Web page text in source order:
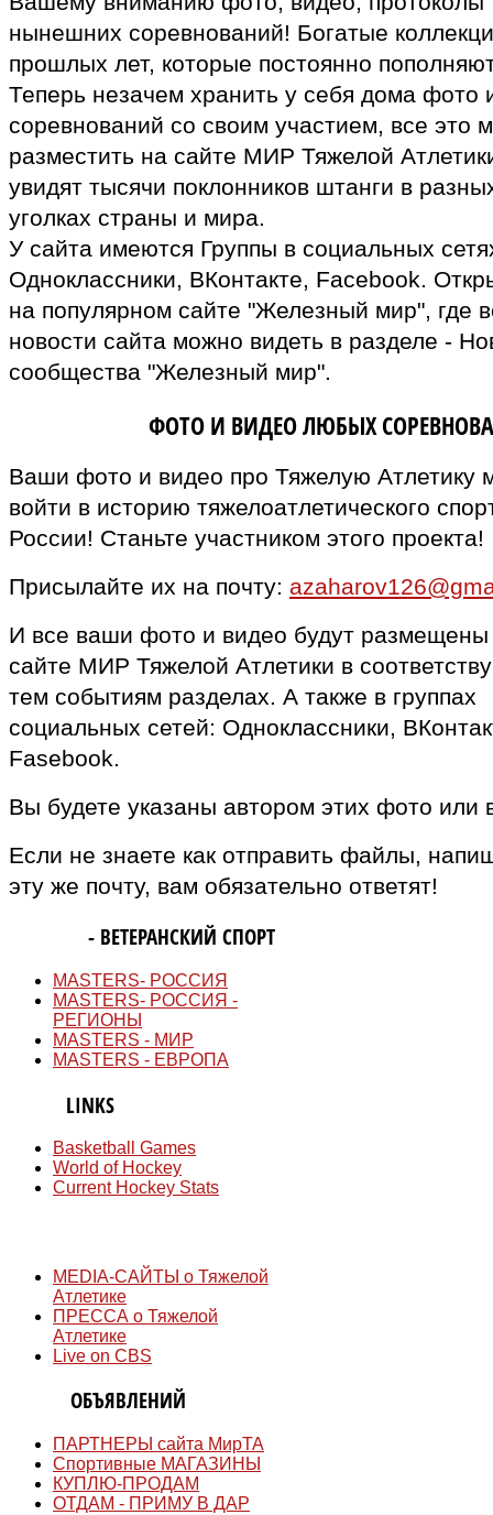
нынешних соревнований! Богатые
прошлых лет, которые постоянно
Теперь незачем хранить у себя дома фото
соревнований со своим участием, все это
разместить на сайте МИР Тяжелой
увидят тысячи поклонников штанги в
уголках страны и мира.
У сайта имеются Группы в социальных
Одноклассники, ВКонтакте, Facebook.
на популярном сайте "Железный мир", где
новости сайта можно видеть в разделе -
сообщества "Железный мир".
ФОТО И ВИДЕО ЛЮБЫХ
Ваши фото и видео про Тяжелую Атлетику
войти в историю тяжелоатлетического
России! Станьте участником этого проекта!
Присылайте их на почту:
И все ваши фото и видео будут размещены
сайте МИР Тяжелой Атлетики в
тем событиям разделах. А также в группах
социальных сетей: Одноклассники,
Fasebook.
Вы будете указаны автором этих фото или
Если не знаете как отправить файлы,
эту же почту, вам обязательно ответят!
- ВЕТЕРАНСКИЙ СПОРТ
MASTERS- РОССИЯ
MASTERS- РОССИЯ -
РЕГИОНЫ
MASTERS - МИР
MASTERS - ЕВРОПА
LINKS
Basketball Games
World of Hockey
Current Hockey Stats
MEDIA-САЙТЫ о Тяжелой
Атлетике
ПРЕССА о Тяжелой
Атлетике
Live on CBS
ОБЪЯВЛЕНИЙ
ПАРТНЕРЫ сайта МирТА
Спортивные МАГАЗИНЫ
КУПЛЮ-ПРОДАМ
ОТДАМ - ПРИМУ В ДАР